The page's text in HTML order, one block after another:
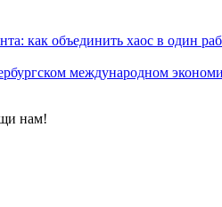
как объединить хаос в один
международном
нам!